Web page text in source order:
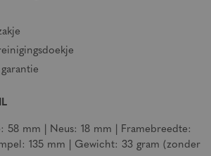
58 mm | Neus: 18 mm | Framebreedte:
135 mm | Gewicht: 33 gram (zonder